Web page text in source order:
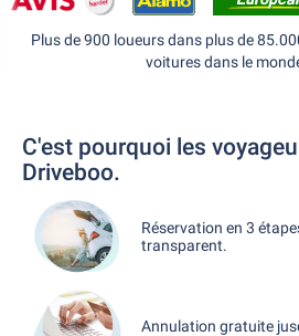
Plus de 900 loueurs dans plus de
voitures dans le
C'est pourquoi les
Driveboo.
Réservation en 3
transparent.
Annulation gratuite